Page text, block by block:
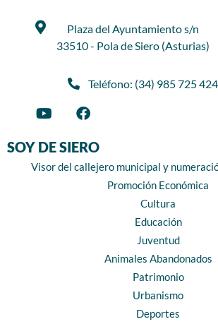
Plaza del Ayuntamiento s/n
33510 - Pola de Siero (Asturias)
Teléfono: (34) 985 725 424
SOY DE SIERO
Visor del callejero municipal y
Promoción Económica
Cultura
Educación
Juventud
Animales Abandonados
Patrimonio
Urbanismo
Deportes